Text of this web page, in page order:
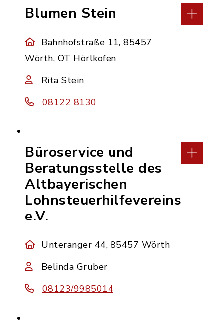
Blumen Stein
Bahnhofstraße 11, 85457
Wörth, OT Hörlkofen
Rita Stein
08122 8130
Büroservice und
Beratungsstelle des
Altbayerischen
Lohnsteuerhilfevereins
e.V.
Unteranger 44, 85457 Wörth
Belinda Gruber
08123/9985014